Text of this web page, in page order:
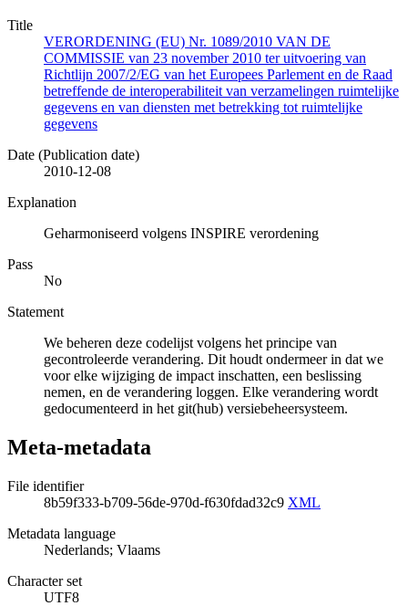
Title
VERORDENING (EU) Nr. 1089/2010 VAN DE
COMMISSIE van 23 november 2010 ter uitvoering van
Richtlijn 2007/2/EG van het Europees Parlement en de Raad
betreffende de interoperabiliteit van verzamelingen ruimtelijke
gegevens en van diensten met betrekking tot ruimtelijke
gegevens
Date (Publication date)
2010-12-08
Explanation
Geharmoniseerd volgens INSPIRE verordening
Pass
No
Statement
We beheren deze codelijst volgens het principe van
gecontroleerde verandering. Dit houdt ondermeer in dat we
voor elke wijziging de impact inschatten, een beslissing
nemen, en de verandering loggen. Elke verandering wordt
gedocumenteerd in het git(hub) versiebeheersysteem.
Meta-metadata
File identifier
8b59f333-b709-56de-970d-f630fdad32c9 XML
Metadata language
Nederlands; Vlaams
Character set
UTF8